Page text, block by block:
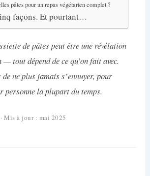
pâtes pour un repas végétarien complet ?
façons. Et pourtant…
de pâtes peut être une révélation
tout dépend de ce qu’on fait avec.
ne plus jamais s’ennuyer, pour
personne la plupart du temps.
Mis à jour : mai 2025